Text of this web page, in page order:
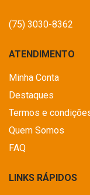
(75) 3030-8362
ATENDIMENTO
Minha Conta
Destaques
Termos e
Quem Somos
FAQ
LINKS RÁPIDOS